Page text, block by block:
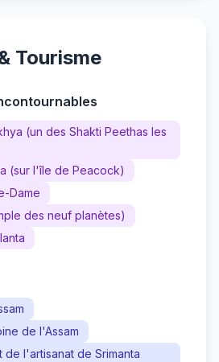
Tourisme
(un des Shakti Peethas les
(sur l'île de Peacock)
Dame
des neuf planètes)
de l'Assam
de l'artisanat de Srimanta